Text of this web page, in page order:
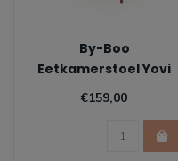
By-Boo
Eetkamerstoel Yovi
€159,00